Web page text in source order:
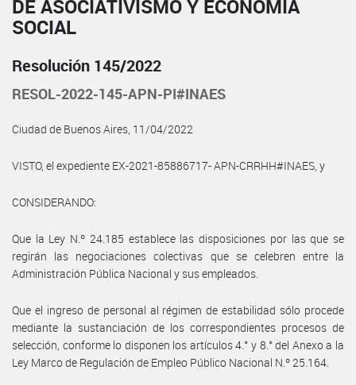
DE ASOCIATIVISMO Y ECONOMÍA
SOCIAL
Resolución 145/2022
RESOL-2022-145-APN-PI#INAES
Ciudad de Buenos Aires, 11/04/2022
VISTO, el expediente EX-2021-85886717- APN-CRRHH#INAES, y
CONSIDERANDO:
Que la Ley N.º 24.185 establece las disposiciones por las que se
regirán las negociaciones colectivas que se celebren entre la
Administración Pública Nacional y sus empleados.
Que el ingreso de personal al régimen de estabilidad sólo procede
mediante la sustanciación de los correspondientes procesos de
selección, conforme lo disponen los artículos 4.° y 8.° del Anexo a la
Ley Marco de Regulación de Empleo Público Nacional N.º 25.164.